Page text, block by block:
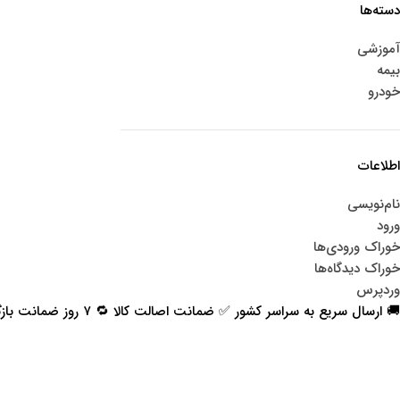
دسته‌ها
آموزشی
بیمه
خودرو
اطلاعات
نام‌نویسی
ورود
خوراک ورودی‌ها
خوراک دیدگاه‌ها
وردپرس
🚚 ارسال سریع به سراسر کشور ✅ ضمانت اصالت کالا 🔁 ۷ روز ضمانت بازگشت 📞 پشتیبانی واقعی